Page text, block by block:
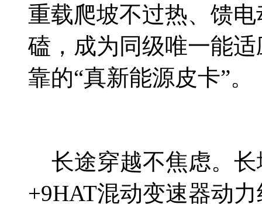
重载爬坡不过热、馈
磕，成为同级唯一能
靠的“真新能源皮卡”。
长途穿越不焦虑。长
+9HAT混动变速器动